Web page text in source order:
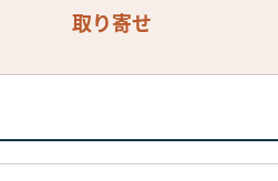
取り寄せ